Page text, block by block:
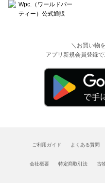
＼お買い物
アプリ新規会員登録
ご利用ガイド よくある質問
会社概要 特定商取引法 古